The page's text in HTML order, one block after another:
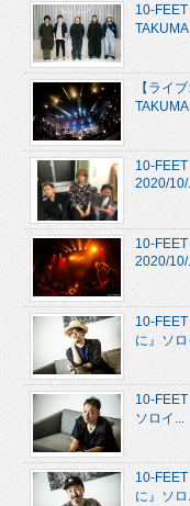
10-FEET
【ライ
10-
2020/10/
10-
2020/10/
10-
に』ソロ
10-
ソロイ...
10-
に』ソロ